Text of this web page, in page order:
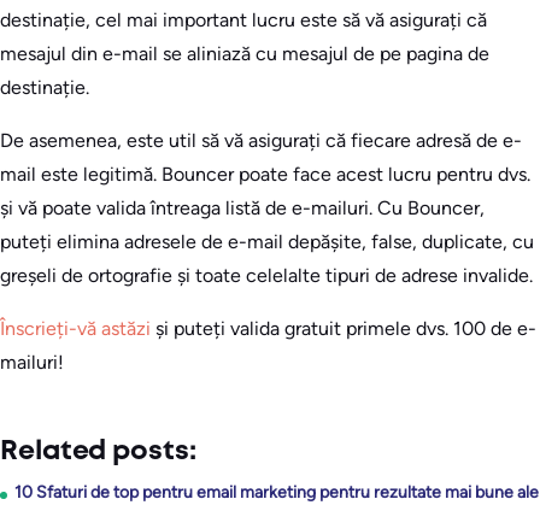
destinație, cel mai important lucru este să vă asigurați că
mesajul din e-mail se aliniază cu mesajul de pe pagina de
destinație.
De asemenea, este util să vă asigurați că fiecare adresă de e-
mail este legitimă. Bouncer poate face acest lucru pentru dvs.
și vă poate valida întreaga listă de e-mailuri. Cu Bouncer,
puteți elimina adresele de e-mail depășite, false, duplicate, cu
greșeli de ortografie și toate celelalte tipuri de adrese invalide.
Înscrieți-vă astăzi și puteți valida gratuit primele dvs. 100 de e-
mailuri!
Related posts:
10 Sfaturi de top pentru email marketing pentru rezultate mai bune ale